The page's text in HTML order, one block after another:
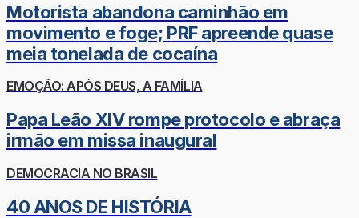
Motorista abandona caminhão em
movimento e foge; PRF apreende quase
meia tonelada de cocaína
EMOÇÃO: APÓS DEUS, A FAMÍLIA
Papa Leão XIV rompe protocolo e abraça
irmão em missa inaugural
DEMOCRACIA NO BRASIL
40 ANOS DE HISTÓRIA